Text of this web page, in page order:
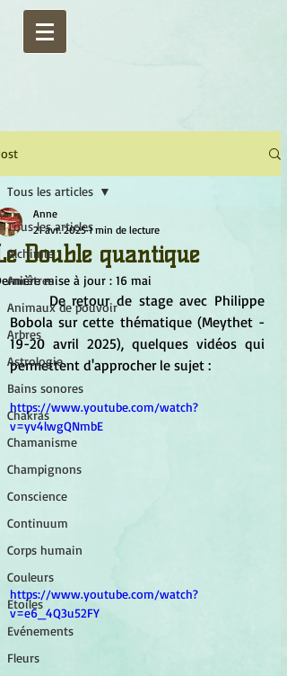
Tous les articles
Alchimie
Ancêtres
Animaux de pouvoir
Arbres
Astrologie
Bains sonores
Chakras
Chamanisme
Champignons
Conscience
Continuum
Corps humain
Couleurs
Etoiles
Evénements
Fleurs
Tous les articles
Double quantique
Anne
21 avr. 2025 1 min de lecture
mise à jour : 16 mai
	De retour de stage avec Philippe
Bobola sur cette thématique (Meythet -
19-20 avril 2025), quelques vidéos qui
permettent d'approcher le sujet :
https://www.youtube.com/watch?
v=yv4lwgQNmbE
https://www.youtube.com/watch?
v=e6_4Q3u52FY